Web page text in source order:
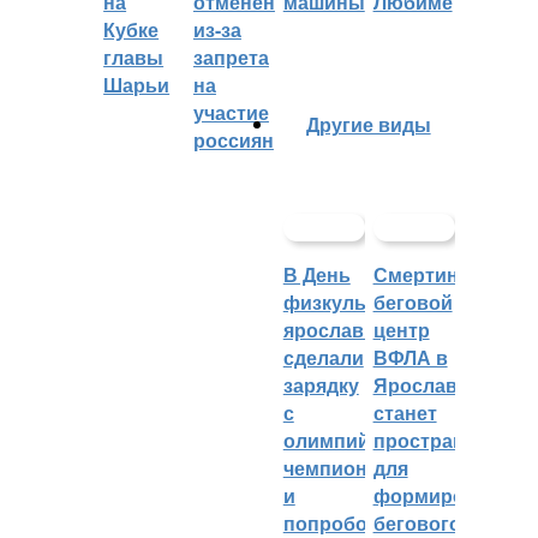
Кубке
главы
Шарьи
из-за
запрета
на
участие
россиян
Другие виды
В День
физкультурника
ярославцы
сделали
зарядку
с
олимпийским
чемпионом
и
попробовали
Смертин:
беговой
центр
ВФЛА в
Ярославле
станет
пространством
для
формирования
бегового